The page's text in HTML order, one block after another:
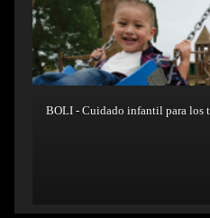
BOLI - Cuidado infantil para los